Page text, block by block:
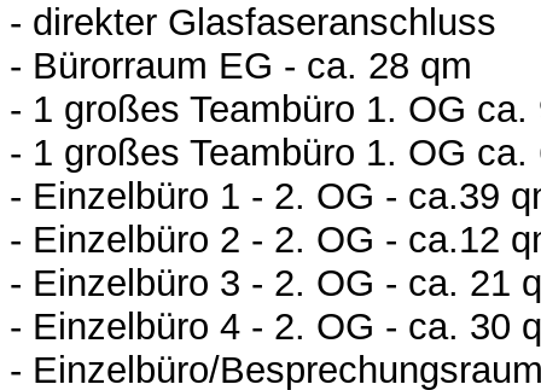
- direkter Glasfaseranschluss
- Bürorraum EG - ca. 28 qm
- 1 großes Teambüro 1. OG ca.
- 1 großes Teambüro 1. OG ca.
- Einzelbüro 1 - 2. OG - ca.39
- Einzelbüro 2 - 2. OG - ca.12
- Einzelbüro 3 - 2. OG - ca. 21
- Einzelbüro 4 - 2. OG - ca. 30
- Einzelbüro/